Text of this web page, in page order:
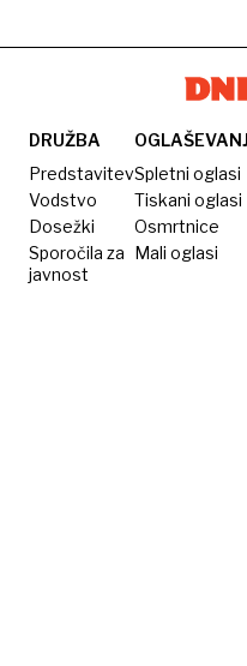
spremenil
DRUŽBA
Predstavitev
Vodstvo
Dosežki
Sporočila za
javnost
Spletni oglasi
Tiskani oglasi
Osmrtnice
Mali oglasi